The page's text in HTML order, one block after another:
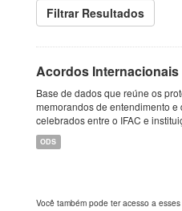
Filtrar Resultados
Acordos Internacionais
Base de dados que reúne os
memorandos de entendimento
celebrados entre o IFAC e
ODS
Você também pode ter acesso a